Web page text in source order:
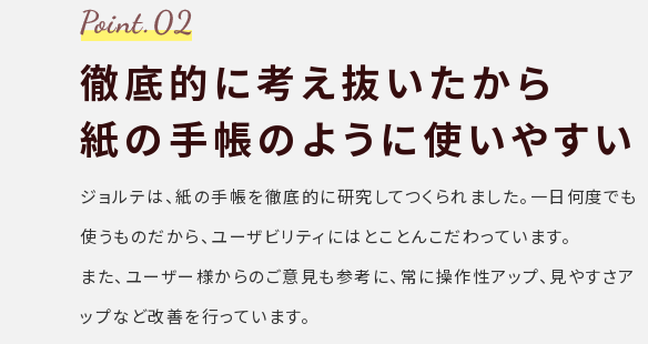
徹底的に考え抜いたから
紙の手帳のように使いやすい
ジョルテは、紙の手帳を徹底的に研究してつくられました。一日何度でも
使うものだから、ユーザビリティにはとことんこだわっています。
また、ユーザー様からのご意見も参考に、常に操作性アップ、見やすさア
ップなど改善を行っています。